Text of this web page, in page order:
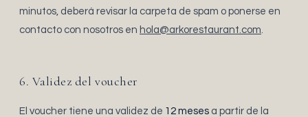
minutos, deberá revisar la carpeta de spam o ponerse en
contacto con nosotros en hola@arkorestaurant.com.
6. Validez del voucher
El voucher tiene una validez de 12 meses a partir de la